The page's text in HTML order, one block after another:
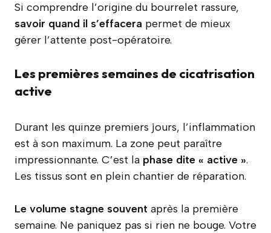
Si comprendre l’origine du bourrelet rassure,
savoir quand il s’effacera permet de mieux
gérer l’attente post-opératoire.
Les premières semaines de cicatrisation
active
Durant les quinze premiers jours, l’inflammation
est à son maximum. La zone peut paraître
impressionnante. C’est la phase dite « active ».
Les tissus sont en plein chantier de réparation.
Le volume stagne souvent après la première
semaine. Ne paniquez pas si rien ne bouge. Votre